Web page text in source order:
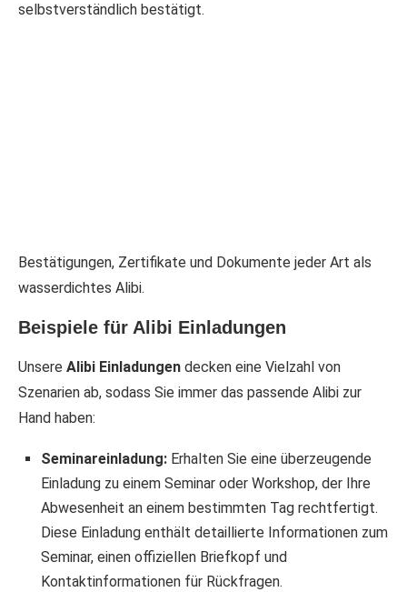
selbstverständlich bestätigt.
Bestätigungen, Zertifikate und Dokumente jeder Art als
wasserdichtes Alibi.
Beispiele für Alibi Einladungen
Unsere Alibi Einladungen decken eine Vielzahl von
Szenarien ab, sodass Sie immer das passende Alibi zur
Hand haben:
Seminareinladung: Erhalten Sie eine überzeugende
Einladung zu einem Seminar oder Workshop, der Ihre
Abwesenheit an einem bestimmten Tag rechtfertigt.
Diese Einladung enthält detaillierte Informationen zum
Seminar, einen offiziellen Briefkopf und
Kontaktinformationen für Rückfragen.